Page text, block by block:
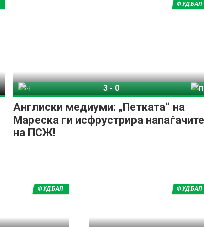
Англиски медиуми: „Петката“ на
Мареска ги исфрустрира напаѓачите
на ПСЖ!
ФУДБАЛ
3-0
ФУДБАЛ ФУДБАЛ